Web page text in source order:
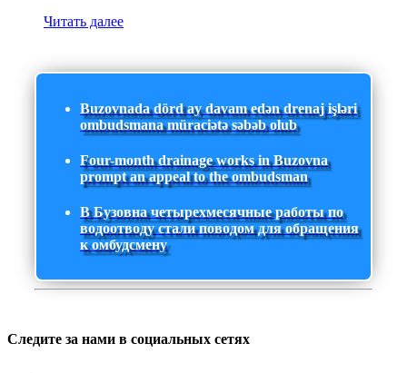
Читать далее
Buzovnada dörd ay davam edən drenaj işləri
ombudsmana müraciətə səbəb olub
Four-month drainage works in Buzovna
prompt an appeal to the ombudsman
В Бузовна четырехмесячные работы по
водоотводу стали поводом для обращения
к омбудсмену
Следите за нами в социальных сетях